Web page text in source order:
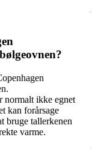
normalt ikke egnet
kan forårsage
bruge tallerkenen
varme.